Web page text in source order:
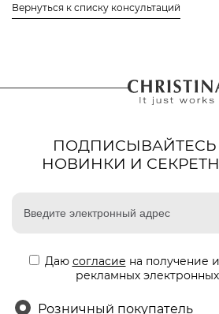
Вернуться к списку консультаций
НОВИНКИ И
Даю согласие на получение
рекламных
Розничный покупатель